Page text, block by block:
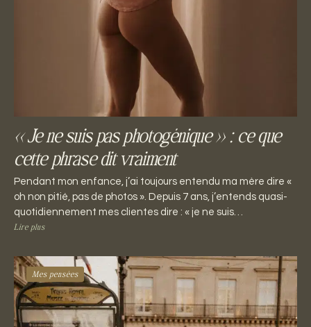
« Je ne suis pas photogénique » : ce que
cette phrase dit vraiment
Pendant mon enfance, j’ai toujours entendu ma mère dire «
oh non pitié, pas de photos ». Depuis 7 ans, j’entends quasi-
quotidiennement mes clientes dire : « je ne suis…
Lire plus
Mes pensées